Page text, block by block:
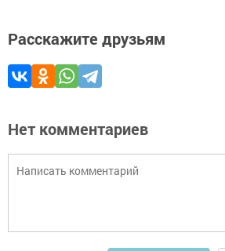
Расскажите друзьям
Нет комментариев